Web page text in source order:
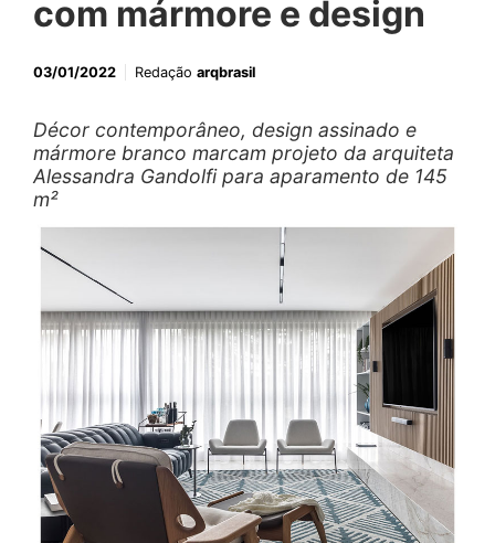
com mármore e design
03/01/2022 Redação arqbrasil
Décor contemporâneo, design assinado e
mármore branco marcam projeto da arquiteta
Alessandra Gandolfi para aparamento de 145
m²